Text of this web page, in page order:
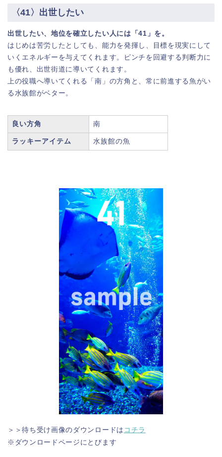
〈41〉出世したい
出世したい、地位を確立したい人には「41」を。
はじめは苦労したとしても、能力を発揮し、目標を現実にして
いくエネルギーを与えてくれます。ピンチを回避する判断力に
も優れ、出世街道に導いてくれます。
上の役職へ導いてくれる「南」の方角と、常に前進する魚がい
る水族館がベター。
良い方角 南
ラッキーアイテム 水族館の魚
＞＞待ち受け画像のダウンロードは コチラ
※ダウンロードページにとびます